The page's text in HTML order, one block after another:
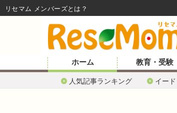
ホーム
人気記事ランキング イー
教育・受験
リセマム メンバーズ